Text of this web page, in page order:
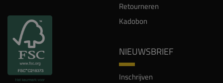
Retourneren
Kadobon
NIEUWSBRIEF
Inschrijven